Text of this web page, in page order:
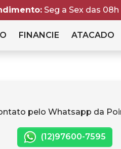
Seg a Sex das
FINANCIE ATACADO
pelo Whatsapp da
(12)97600-7595